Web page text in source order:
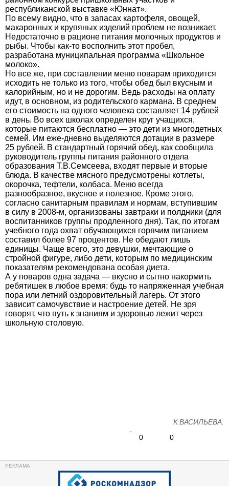
республиканской выставке «Юннат».
По всему видно, что в запасах картофеля, овощей,
макаронных и крупяных изделий проблем не возникает.
Недостаточно в рационе питания молочных продуктов и
рыбы. Чтобы как-то восполнить этот пробел,
разработана муниципальная программа «Школьное
молоко».
Но все же, при составлении меню поварам приходится
исходить не только из того, чтобы обед был вкусным и
калорийным, но и не дорогим. Ведь расходы на оплату
идут, в основном, из родительского кармана. В среднем
его стоимость на одного человека составляет 14 рублей
в день. Во всех школах определен круг учащихся,
которые питаются бесплатно — это дети из многодетных
семей. Им еже-дневно выделяются дотации в размере
25 рублей. В стандартный горячий обед, как сообщила
руководитель группы питания районного отдела
образования Т.В.Семсеева, входят первые и вторые
блюда. В качестве мясного предусмотрены котлеты,
окорочка, тефтели, колбаса. Меню всегда
разнообразное, вкусное и полезное. Кроме этого,
согласно санитарным правилам и нормам, вступившим
в силу в 2008-м, организованы завтраки и полдники (для
воспитанников группы продленного дня). Так, по итогам
учебного года охват обучающихся горячим питанием
составил более 97 процентов. Не обедают лишь
единицы. Чаще всего, это девушки, мечтающие о
стройной фигуре, либо дети, которым по медицинским
показателям рекомендована особая диета.
А у поваров одна задача — вкусно и сытно накормить
ребятишек в любое время: будь то напряженная учебная
пора или летний оздоровительный лагерь. От этого
зависит самочувствие и настроение детей. Не зря
говорят, что путь к знаниям и здоровью лежит через
школьную столовую.
К.ВАСИЛЬЕВА.
0
0